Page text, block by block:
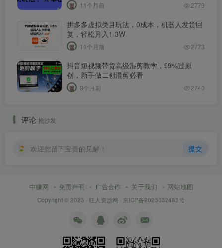
11个月前 2779
拼多多虚拟类目玩法，0成本，机器人发货回
复，轻松月入1-3W
11个月前 2773
抖音短视频带货高级混剪教学，99%过原
创，新手做二创混剪必看
9个月前 2740
评论 抢沙发
欢迎您留下宝贵的见解！ 提交
中赚网 免责声明 广告合作 关于我们 网站地图
Copyright © 2023 · 狂人资源网 · 京ICP备2023032483号